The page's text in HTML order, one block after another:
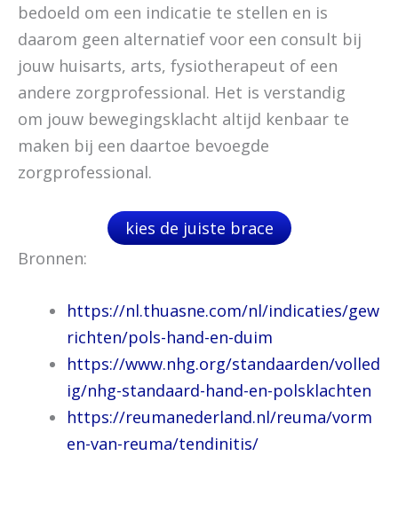
bedoeld om een indicatie te stellen en is
daarom geen alternatief voor een consult bij
jouw huisarts, arts, fysiotherapeut of een
andere zorgprofessional. Het is verstandig
om jouw bewegingsklacht altijd kenbaar te
maken bij een daartoe bevoegde
zorgprofessional.
kies de juiste brace
Bronnen:
https://nl.thuasne.com/nl/indicaties/gew
richten/pols-hand-en-duim
https://www.nhg.org/standaarden/volled
ig/nhg-standaard-hand-en-polsklachten
https://reumanederland.nl/reuma/vorm
en-van-reuma/tendinitis/